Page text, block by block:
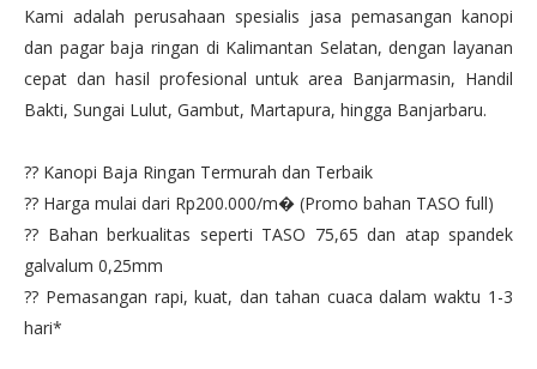
Kami adalah perusahaan spesialis jasa pemasangan kanopi
dan pagar baja ringan di Kalimantan Selatan, dengan layanan
cepat dan hasil profesional untuk area Banjarmasin, Handil
Bakti, Sungai Lulut, Gambut, Martapura, hingga Banjarbaru.
?? Kanopi Baja Ringan Termurah dan Terbaik
?? Harga mulai dari Rp200.000/m� (Promo bahan TASO full)
?? Bahan berkualitas seperti TASO 75,65 dan atap spandek
galvalum 0,25mm
?? Pemasangan rapi, kuat, dan tahan cuaca dalam waktu 1-3
hari*